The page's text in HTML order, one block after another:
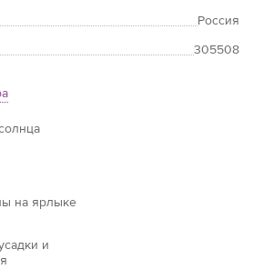
Россия
305508
на ярлыке
и